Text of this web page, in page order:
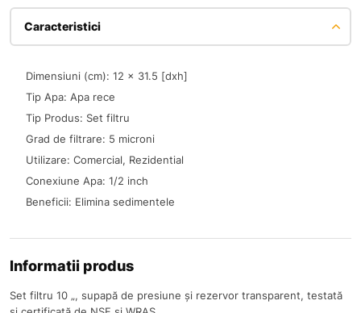
Caracteristici
Dimensiuni (cm): 12 x 31.5 [dxh]
Tip Apa: Apa rece
Tip Produs: Set filtru
Grad de filtrare: 5 microni
Utilizare: Comercial, Rezidential
Conexiune Apa: 1/2 inch
Beneficii: Elimina sedimentele
Informatii produs
Set filtru 10 „, supapă de presiune și rezervor transparent, testată